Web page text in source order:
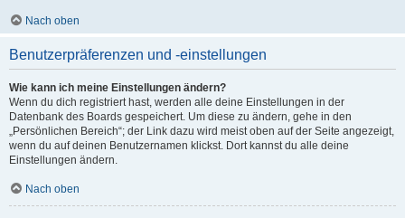
Nach oben
Benutzerpräferenzen und -einstellungen
Wie kann ich meine Einstellungen ändern?
Wenn du dich registriert hast, werden alle deine Einstellungen in der
Datenbank des Boards gespeichert. Um diese zu ändern, gehe in den
„Persönlichen Bereich“; der Link dazu wird meist oben auf der Seite angezeigt,
wenn du auf deinen Benutzernamen klickst. Dort kannst du alle deine
Einstellungen ändern.
Nach oben